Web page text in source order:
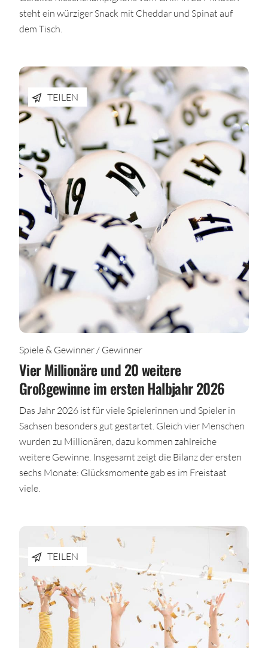
steht ein würziger Snack mit Cheddar und Spinat auf
dem Tisch.
TEILEN
Spiele & Gewinner / Gewinner
Vier Millionäre und 20 weitere
Großgewinne im ersten Halbjahr 2026
Das Jahr 2026 ist für viele Spielerinnen und Spieler in
Sachsen besonders gut gestartet. Gleich vier Menschen
wurden zu Millionären, dazu kommen zahlreiche
weitere Gewinne. Insgesamt zeigt die Bilanz der ersten
sechs Monate: Glücksmomente gab es im Freistaat
viele.
TEILEN